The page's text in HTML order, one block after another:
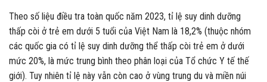
Theo số liệu điều tra toàn quốc năm 2023, tỉ lệ suy dinh dưỡng
thấp còi ở trẻ em dưới 5 tuổi của Việt Nam là 18,2% (thuộc nhóm
các quốc gia có tỉ lệ suy dinh dưỡng thể thấp còi trẻ em ở dưới
mức 20%, là mức trung bình theo phân loại của Tổ chức Y tế thế
giới). Tuy nhiên tỉ lệ này vẫn còn cao ở vùng trung du và miền núi